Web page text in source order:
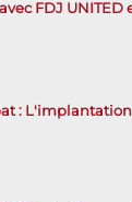
FDJ UNITED
: